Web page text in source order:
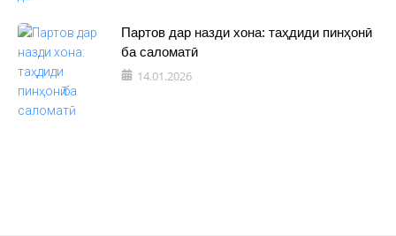
Партов дар назди хона: таҳдиди пинҳонӣ
ба саломатӣ
14.01.2026